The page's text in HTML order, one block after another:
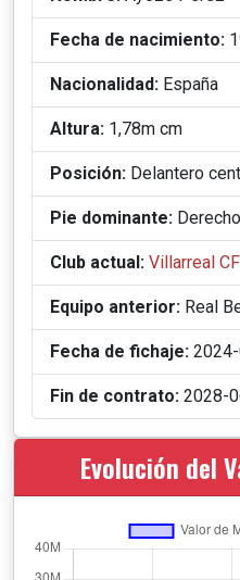
Fecha de nacimiento:
Nacionalidad: España
Altura: 1,78m cm
Posición: Delantero
Pie dominante: Derecho
Club actual: Villarreal CF
Equipo anterior: Real
Fecha de fichaje:
Fin de contrato: 2028-
Evolución del